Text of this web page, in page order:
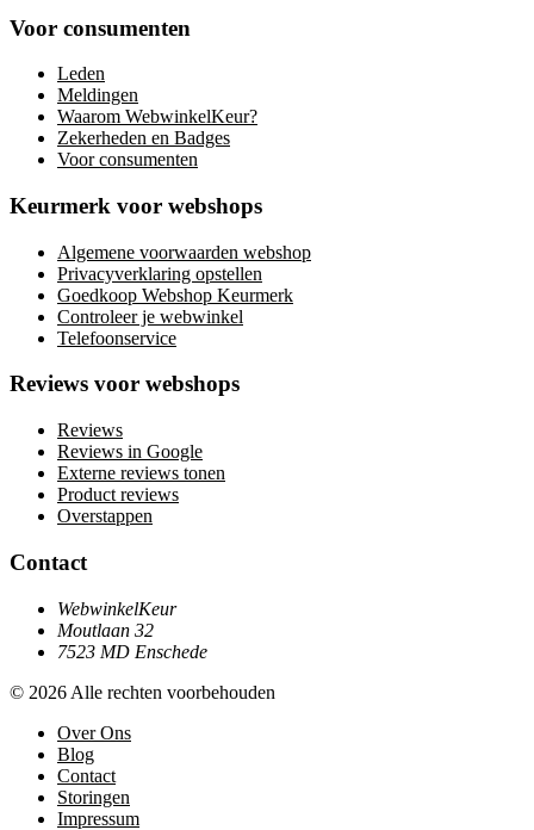
Voor consumenten
Leden
Meldingen
Waarom WebwinkelKeur?
Zekerheden en Badges
Voor consumenten
Keurmerk voor webshops
Algemene voorwaarden webshop
Privacyverklaring opstellen
Goedkoop Webshop Keurmerk
Controleer je webwinkel
Telefoonservice
Reviews voor webshops
Reviews
Reviews in Google
Externe reviews tonen
Product reviews
Overstappen
Contact
WebwinkelKeur
Moutlaan 32
7523 MD Enschede
© 2026 Alle rechten voorbehouden
Over Ons
Blog
Contact
Storingen
Impressum